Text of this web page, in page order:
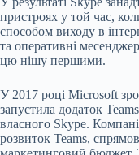
пристроях у той час,
способом виходу в
та оперативні
цю нішу першими.
У 2017 році Microsoft
запустила додаток
власного Skype.
розвиток Teams,